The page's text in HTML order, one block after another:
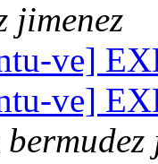
jimenez
ve]
ve]